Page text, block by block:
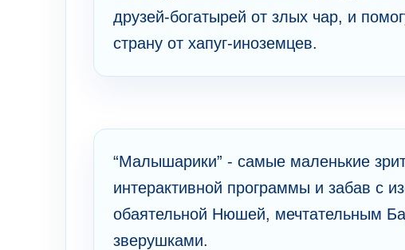
друзей-богатырей от злых чар, и
страну от хапуг-иноземцев.
“Малышарики” - самые маленькие
интерактивной программы и забав с
обаятельной Нюшей, мечтательным
зверушками.